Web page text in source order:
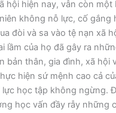
hội hiện nay, vẫn còn một
không nỗ lực, cố gắng
đòi và sa vào tệ nạn xã
lầm của họ đã gây ra
bản thân, gia đình, xã hội
hiện sứ mệnh cao cả
học tập không ngừng.
học vấn đầy rẫy những